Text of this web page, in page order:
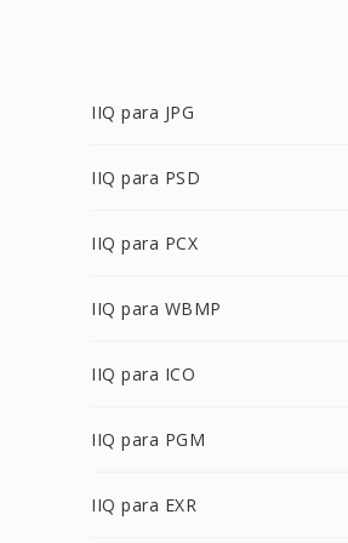
IIQ para JPG
IIQ para PSD
IIQ para PCX
IIQ para WBMP
IIQ para ICO
IIQ para PGM
IIQ para EXR